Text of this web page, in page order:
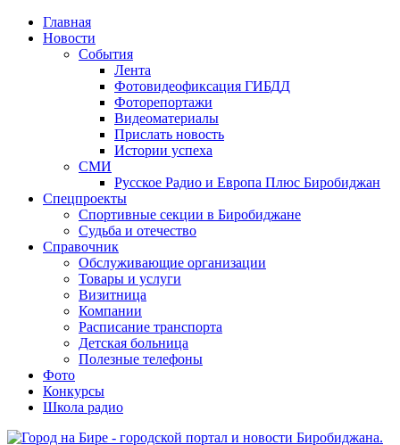
Главная
Новости
События
Лента
Фотовидеофиксация ГИБДД
Фоторепортажи
Видеоматериалы
Прислать новость
Истории успеха
СМИ
Русское Радио и Европа Плюс Биробиджан
Спецпроекты
Спортивные секции в Биробиджане
Судьба и отечество
Справочник
Обслуживающие организации
Товары и услуги
Визитница
Компании
Расписание транспорта
Детская больница
Полезные телефоны
Фото
Конкурсы
Школа радио